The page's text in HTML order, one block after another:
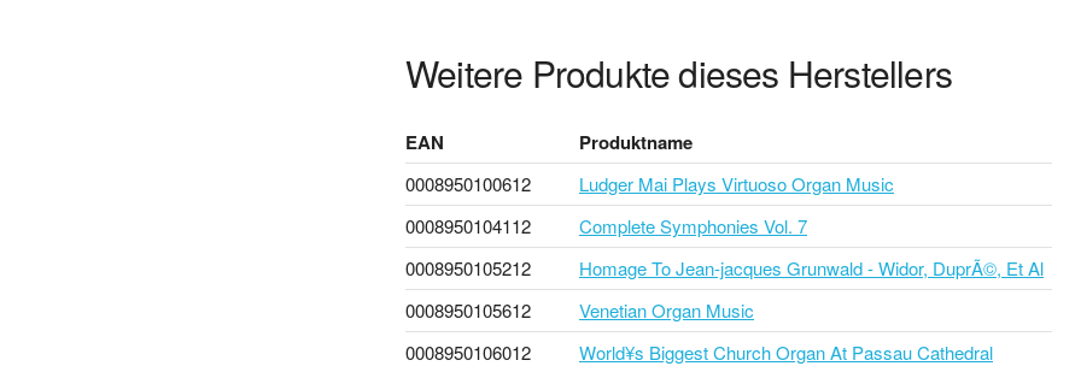
Weitere Produkte dieses Herstellers
EAN Produktname
0008950100612
Ludger Mai Plays Virtuoso Organ Music
0008950104112
Complete Symphonies Vol. 7
0008950105212
Homage To Jean-jacques Grunwald - Widor, DuprÃ©, Et Al
0008950105612
Venetian Organ Music
0008950106012
World¥s Biggest Church Organ At Passau Cathedral